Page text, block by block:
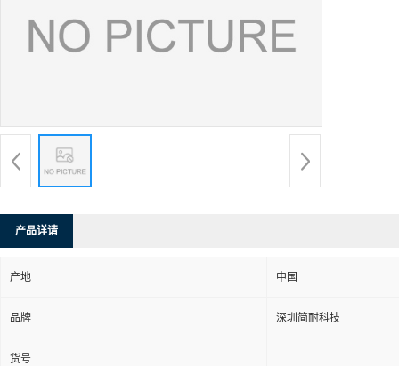
产品详请
产地 中国
品牌 深圳简耐科技
货号